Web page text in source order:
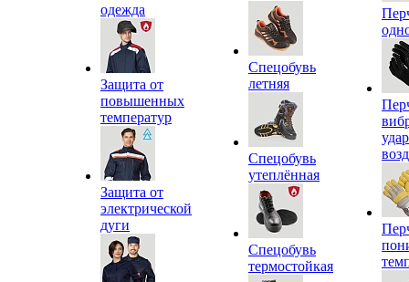
одежда
Защита от
повышенных
температур
Защита от
электрической
дуги
Спецобувь
летняя
Спецобувь
утеплённая
Спецобувь
термостойкая